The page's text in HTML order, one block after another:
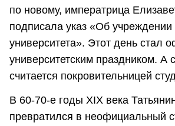
по новому, императрица
подписала указ «Об учреждении
университета». Этот день стал
университетским праздником. А
считается покровительницей
В 60-70-е годы XIX века
превратился в неофициальный